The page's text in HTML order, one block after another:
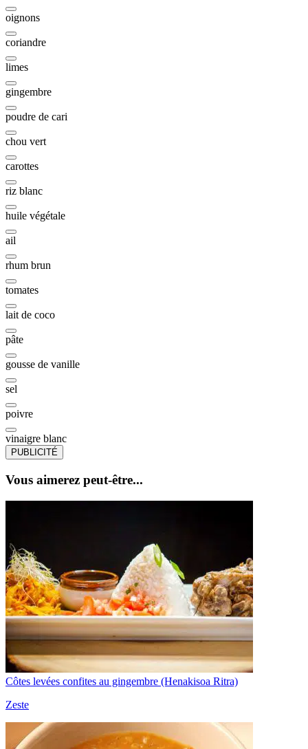
oignons
coriandre
limes
gingembre
poudre de cari
chou vert
carottes
riz blanc
huile végétale
ail
rhum brun
tomates
lait de coco
pâte
gousse de vanille
sel
poivre
vinaigre blanc
PUBLICITÉ
Vous aimerez peut-être...
Côtes levées confites au gingembre (Henakisoa Ritra)
Zeste